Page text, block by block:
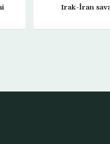
Irak-İran